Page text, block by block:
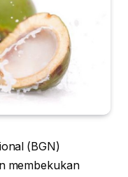
(BGN)
membekukan